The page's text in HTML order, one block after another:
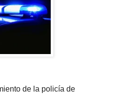
de la policía de